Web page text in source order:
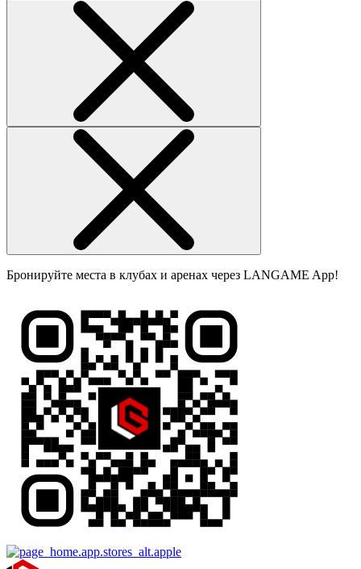
Бронируйте места в клубах и аренах через LANGAME App!